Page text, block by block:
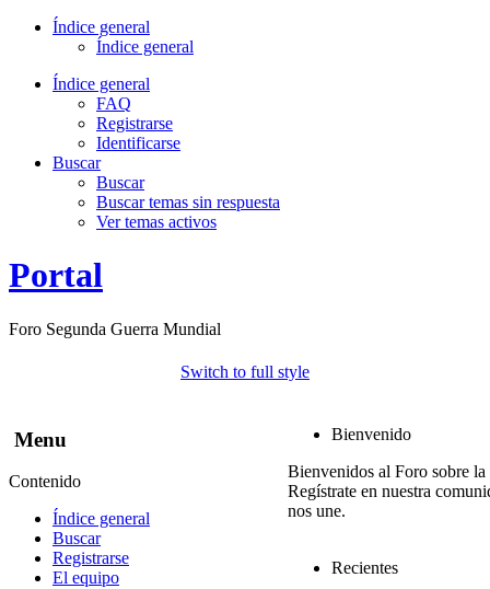
Índice general
Índice general
Índice general
FAQ
Registrarse
Identificarse
Buscar
Buscar
Buscar temas sin respuesta
Ver temas activos
Portal
Foro Segunda Guerra Mundial
Switch to full style
Menu
Contenido
Índice general
Buscar
Registrarse
El equipo
Bienvenido
Bienvenidos al Foro sobre
Regístrate en nuestra
nos une.
Recientes